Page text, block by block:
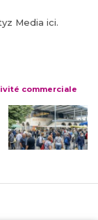
Media ici.
commerciale